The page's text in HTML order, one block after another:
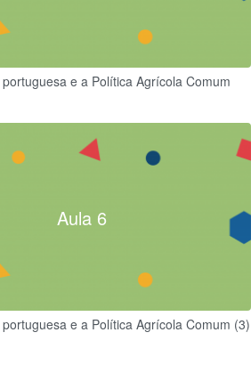
e a Política Agrícola Comum
Aula 6
e a Política Agrícola Comum (3)